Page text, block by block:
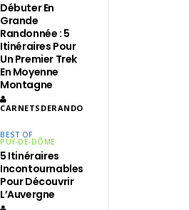
Débuter En
Grande
Randonnée : 5
Itinéraires Pour
Un Premier Trek
En Moyenne
Montagne
CARNETSDERANDO
BEST OF
PUY-DE-DÔME
5 Itinéraires
Incontournables
Pour Découvrir
L’Auvergne